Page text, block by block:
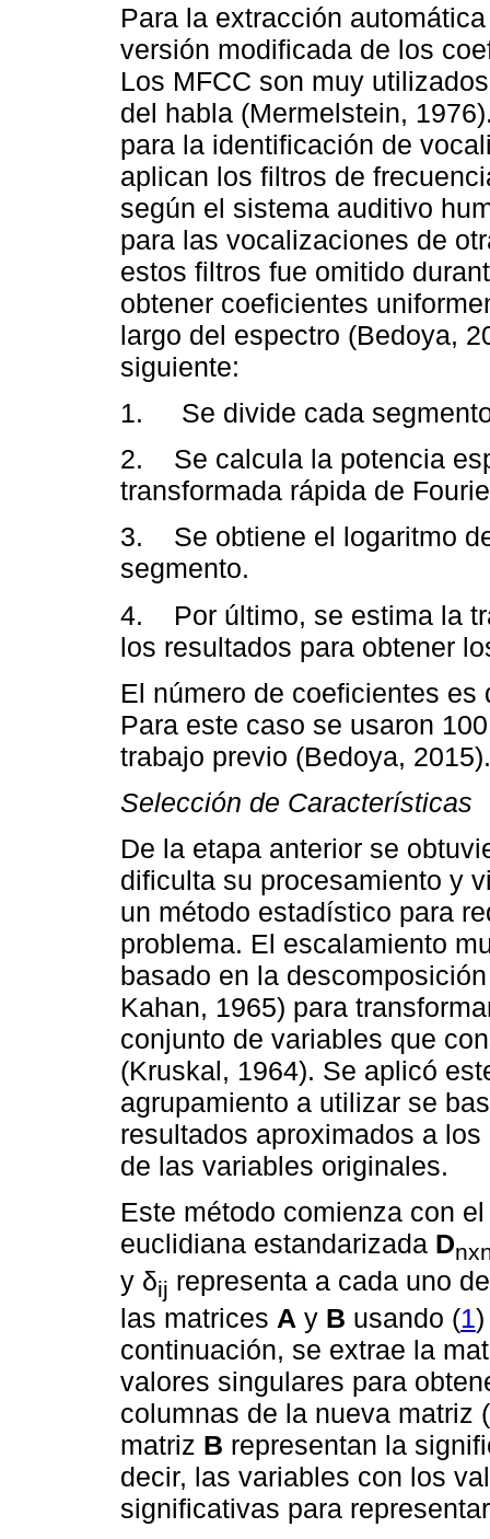
Para la extracción
versión modificada de los
Los MFCC son muy
del habla (Mermelstein,
para la identificación de
aplican los filtros de
según el sistema auditivo
para las vocalizaciones de
estos filtros fue omitido
obtener coeficientes
largo del espectro (Bedoya,
siguiente:
1. Se divide cada
2. Se calcula la potencia
transformada rápida de
3. Se obtiene el logaritmo
segmento.
4. Por último, se estima la
los resultados para obtener
El número de coeficientes
Para este caso se usaron
trabajo previo (Bedoya, 2015).
Selección de Características
De la etapa anterior se
dificulta su procesamiento y
un método estadístico para
problema. El escalamiento
basado en la
Kahan, 1965) para
conjunto de variables que
(Kruskal, 1964). Se aplicó
agrupamiento a utilizar se
resultados aproximados a
de las variables originales.
Este método comienza con
euclidiana estandarizada D
y δij representa a cada uno
las matrices A y B usando (1
continuación, se extrae la
valores singulares para
columnas de la nueva matriz
matriz B representan la
decir, las variables con los
significativas para